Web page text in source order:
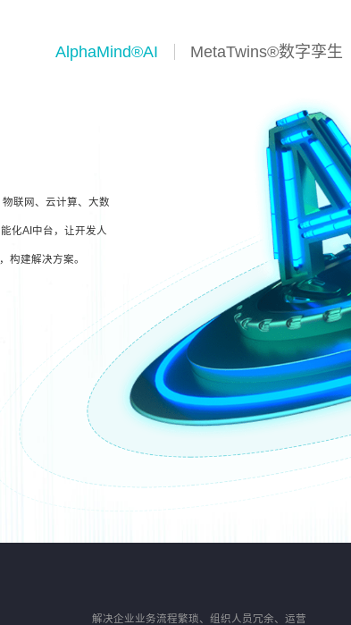
AlphaMind®AI MetaTwins®数字孪生
联网、云计算、大数
化AI中台，让开发人
构建解决方案。
解决企业业务流程繁琐、组织人员冗余、运营